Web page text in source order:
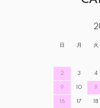
日 月 火
2 3 4
9 10 11
16 17 18